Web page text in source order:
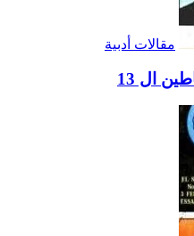
مقالات أدبية
ال 13